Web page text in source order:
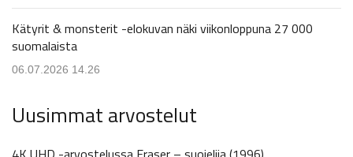
Kätyrit & monsterit -elokuvan näki viikonloppuna 27 000
suomalaista
06.07.2026 14.26
Uusimmat arvostelut